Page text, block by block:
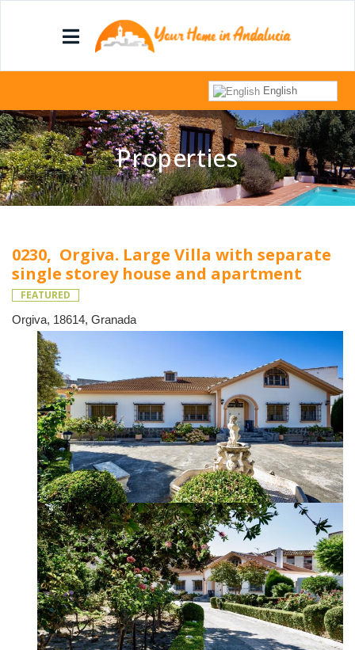
English
Properties
0230, Orgiva. Large Villa with separate
single storey house and apartment
FEATURED
Orgiva, 18614, Granada